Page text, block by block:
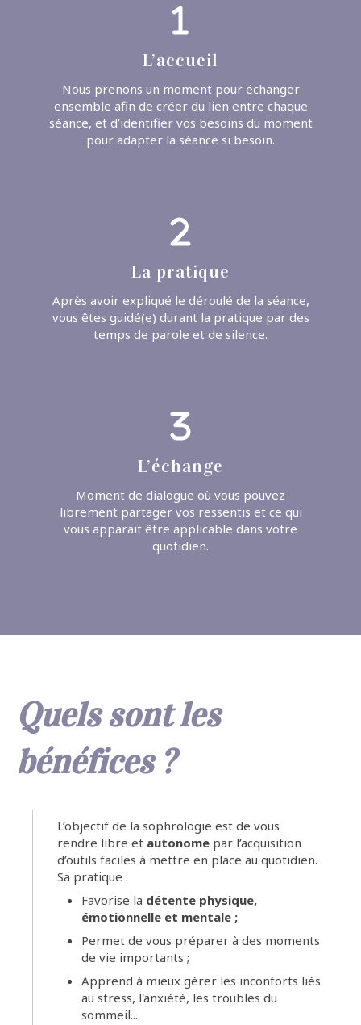
L’accueil
Nous prenons un moment pour échanger
ensemble afin de créer du lien entre chaque
séance, et d’identifier vos besoins du moment
pour adapter la séance si besoin.
La pratique
Après avoir expliqué le déroulé de la séance,
vous êtes guidé(e) durant la pratique par des
temps de parole et de silence.
L’échange
Moment de dialogue où vous pouvez
librement partager vos ressentis et ce qui
vous apparait être applicable dans votre
quotidien.
Quels sont les
bénéfices ?
L’objectif de la sophrologie est de vous
rendre libre et autonome par l’acquisition
d’outils faciles à mettre en place au quotidien.
Sa pratique :
Favorise la détente physique,
émotionnelle et mentale ;
Permet de vous préparer à des moments
de vie importants ;
Apprend à mieux gérer les inconforts liés
au stress, l'anxiété, les troubles du
sommeil...